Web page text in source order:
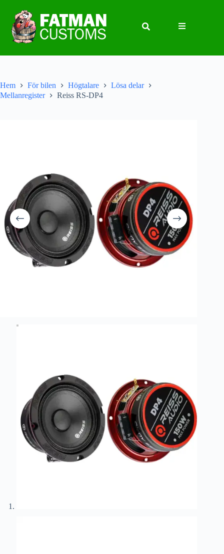
Hem För bilen Högtalare
Lösa delar
Mellanregister
Reiss RS-DP4